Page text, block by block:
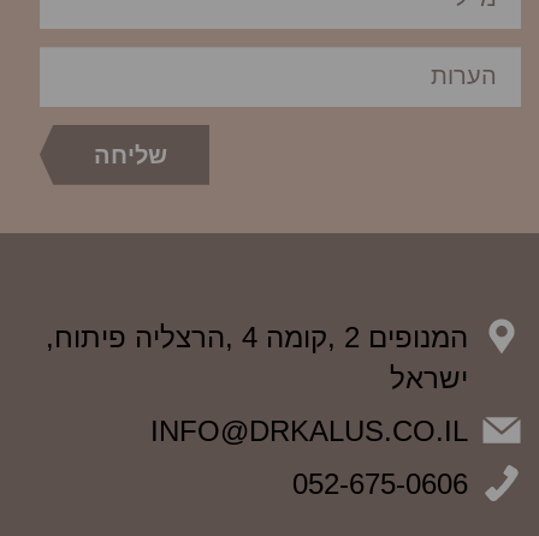
המנופים 2 ,קומה 4 ,הרצליה פיתוח,
ישראל
INFO@DRKALUS.CO.IL
052-675-0606